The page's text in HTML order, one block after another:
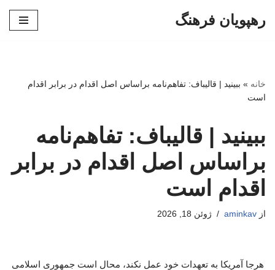
رهپویان فرهنگ
خانه » ببینید | قالیباف: تفاهم‌نامه براساس اصل اقدام در برابر اقدام
است
ببینید | قالیباف: تفاهم‌نامه
براساس اصل اقدام در برابر
اقدام است
از aminkav ژوئن 18, 2026
هرجا آمریکا به تعهدات خود عمل نکند، محال است جمهوری اسلامی